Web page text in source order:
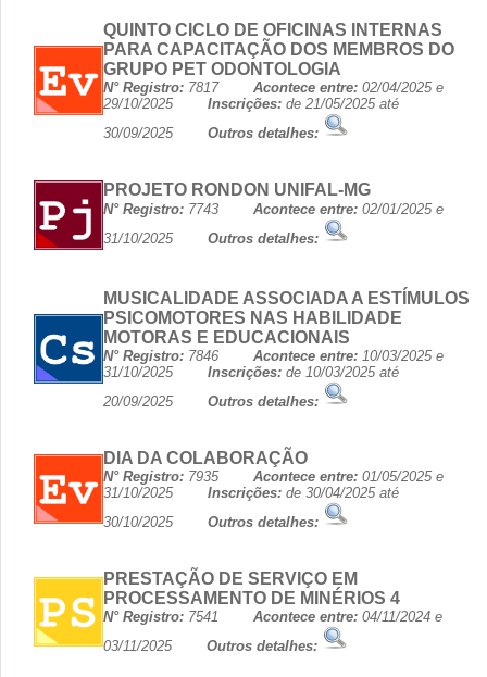
QUINTO CICLO DE OFICINAS INTERNAS
PARA CAPACITAÇÃO DOS MEMBROS DO
GRUPO PET ODONTOLOGIA
N° Registro: 7817 Acontece entre: 02/04/2025 e
29/10/2025 Inscrições: de 21/05/2025 até
30/09/2025 Outros detalhes:
PROJETO RONDON UNIFAL-MG
N° Registro: 7743 Acontece entre: 02/01/2025 e
31/10/2025 Outros detalhes:
MUSICALIDADE ASSOCIADA A ESTÍMULOS
PSICOMOTORES NAS HABILIDADE
MOTORAS E EDUCACIONAIS
N° Registro: 7846 Acontece entre: 10/03/2025 e
31/10/2025 Inscrições: de 10/03/2025 até
20/09/2025 Outros detalhes:
DIA DA COLABORAÇÃO
N° Registro: 7935 Acontece entre: 01/05/2025 e
31/10/2025 Inscrições: de 30/04/2025 até
30/10/2025 Outros detalhes:
PRESTAÇÃO DE SERVIÇO EM
PROCESSAMENTO DE MINÉRIOS 4
N° Registro: 7541 Acontece entre: 04/11/2024 e
03/11/2025 Outros detalhes: